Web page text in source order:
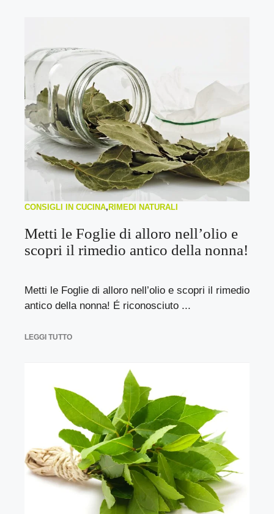
CONSIGLI IN CUCINA,RIMEDI NATURALI
Metti le Foglie di alloro nell’olio e
scopri il rimedio antico della nonna!
Metti le Foglie di alloro nell’olio e scopri il rimedio
antico della nonna! É riconosciuto ...
LEGGI TUTTO